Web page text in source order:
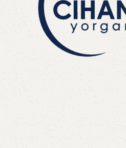
Toplu siparişleriniz için
Aşağıdaki buton üzerinden teklif
alabilirsiniz.
Teklif Formu
Read More